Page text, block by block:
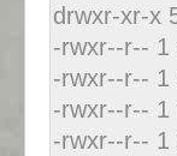
drwxr-xr-x
-rwxr--r-- 1
-rwxr--r-- 1
-rwxr--r-- 1
-rwxr--r-- 1